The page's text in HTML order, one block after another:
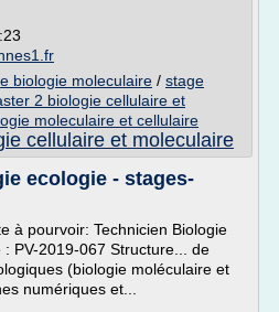
biologie moleculaire / stage
2 biologie cellulaire et
moleculaire et cellulaire
cellulaire et moleculaire
ecologie - stages-
à pourvoir: Technicien Biologie
PV-2019-067 Structure... de
(biologie moléculaire et
numériques et...